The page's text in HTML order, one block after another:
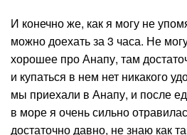
И конечно же, как я могу не
можно доехать за 3 часа. Не
хорошее про Анапу, там
и купаться в нем нет никакого
мы приехали в Анапу, и после
в море я очень сильно
достаточно давно, не знаю как